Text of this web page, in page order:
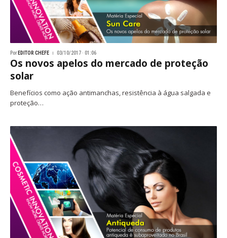
Por EDITOR CHEFE 03/10/2017 · 01:06
Os novos apelos do mercado de proteção
solar
Benefícios como ação antimanchas, resistência à água salgada e
proteção…